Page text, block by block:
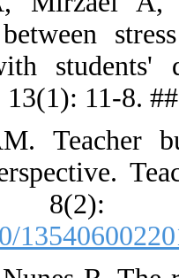
Hakim
44. Pines
existential
[